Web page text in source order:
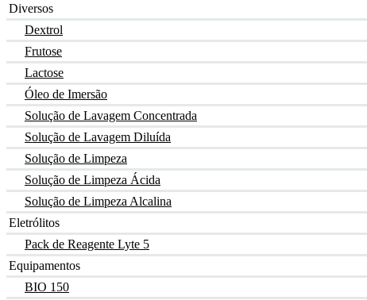
Diversos
Dextrol
Frutose
Lactose
Óleo de Imersão
Solução de Lavagem Concentrada
Solução de Lavagem Diluída
Solução de Limpeza
Solução de Limpeza Ácida
Solução de Limpeza Alcalina
Eletrólitos
Pack de Reagente Lyte 5
Equipamentos
BIO 150